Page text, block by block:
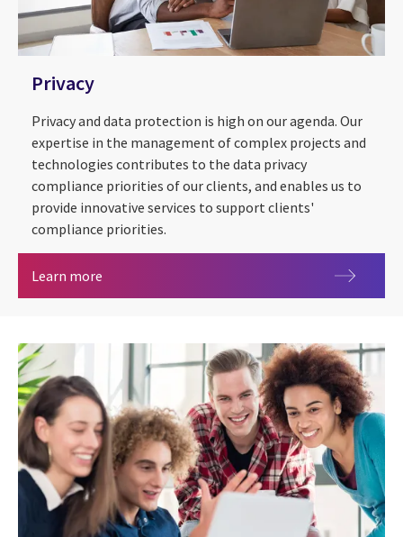
Privacy
Privacy and data protection is high on our agenda. Our
expertise in the management of complex projects and
technologies contributes to the data privacy
compliance priorities of our clients, and enables us to
provide innovative services to support clients'
compliance priorities.
Learn more